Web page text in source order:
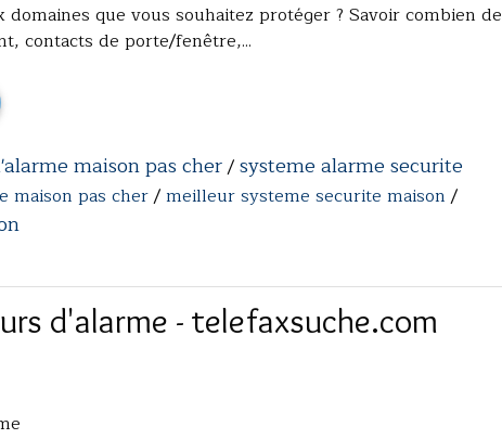
que vous souhaitez protéger ? Savoir combien de
contacts de porte/fenêtre,...
maison pas cher/systeme alarme securite
maison pas cher/meilleur systeme securite maison/
d'alarme - telefaxsuche.com